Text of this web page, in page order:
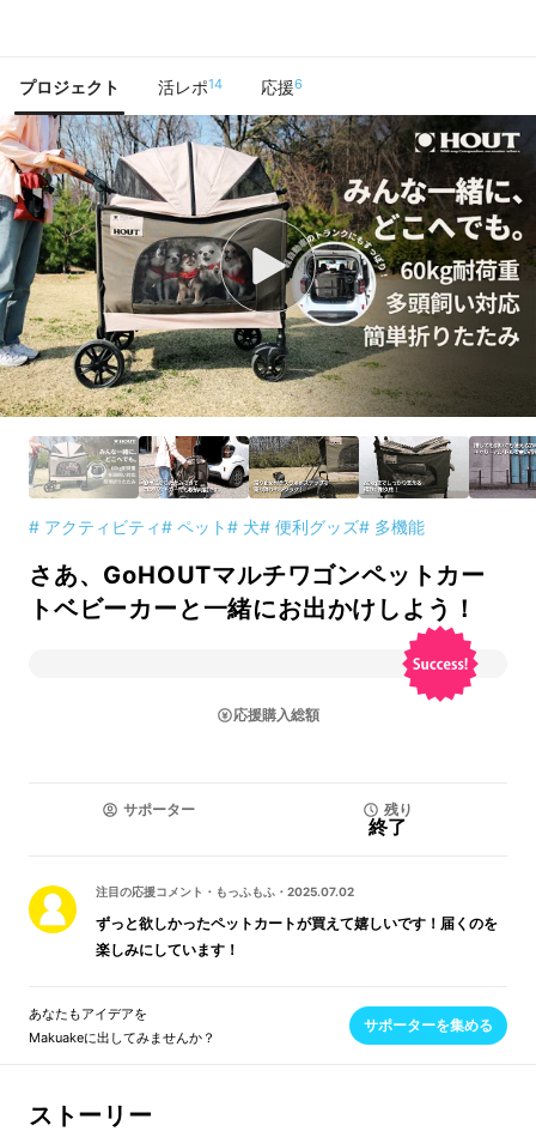
プロジェクト 活レポ14 応援6
# アクティビティ# ペット# 犬# 便利グッズ# 多機能
さあ、GoHOUTマルチワゴンペットカー
トベビーカーと一緒にお出かけしよう！
応援購入総額
サポーター 残り
終了
注目の応援コメント ・ もっふもふ ・ 2025.07.02
ずっと欲しかったペットカートが買えて嬉しいです！届くのを
楽しみにしています！
あなたもアイデアを
Makuakeに出してみませんか？
サポーターを集める
ストーリー